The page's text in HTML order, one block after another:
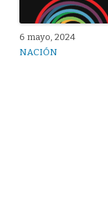
6 mayo, 2024
NACIÓN